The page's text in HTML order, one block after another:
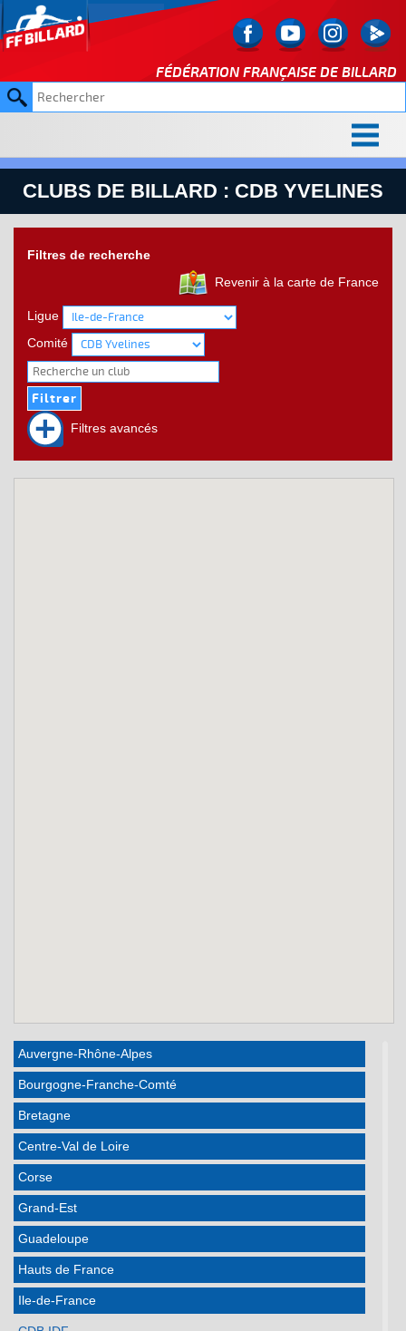
FÉDÉRATION FRANÇAISE DE BILLARD
CLUBS DE BILLARD : CDB YVELINES
Filtres de recherche
Revenir à la carte de France
Ligue
Comité
Filtres avancés
Auvergne-Rhône-Alpes
Bourgogne-Franche-Comté
Bretagne
Centre-Val de Loire
Corse
Grand-Est
Guadeloupe
Hauts de France
Ile-de-France